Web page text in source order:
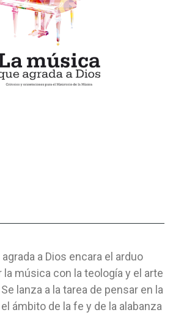
a Dios encara el arduo
la música con la teología y el arte
lanza a la tarea de pensar en la
ámbito de la fe y de la alabanza